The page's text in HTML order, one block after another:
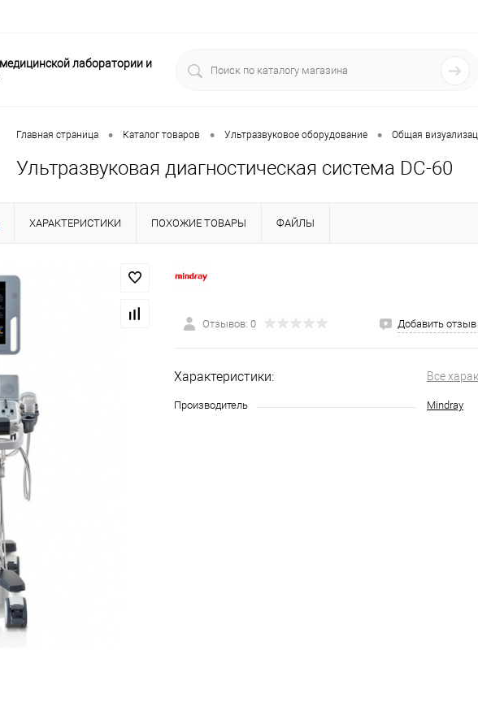
лаборатории и
Главная страница • Каталог товаров • Ультразвуковое оборудование • Общая
Ультразвуковая диагностическая система DC-60
ХАРАКТЕРИСТИКИ ПОХОЖИЕ ТОВАРЫ ФАЙЛЫ
Отзывов: 0 Добавить отзыв
Характеристики: Все
Производитель Mindray